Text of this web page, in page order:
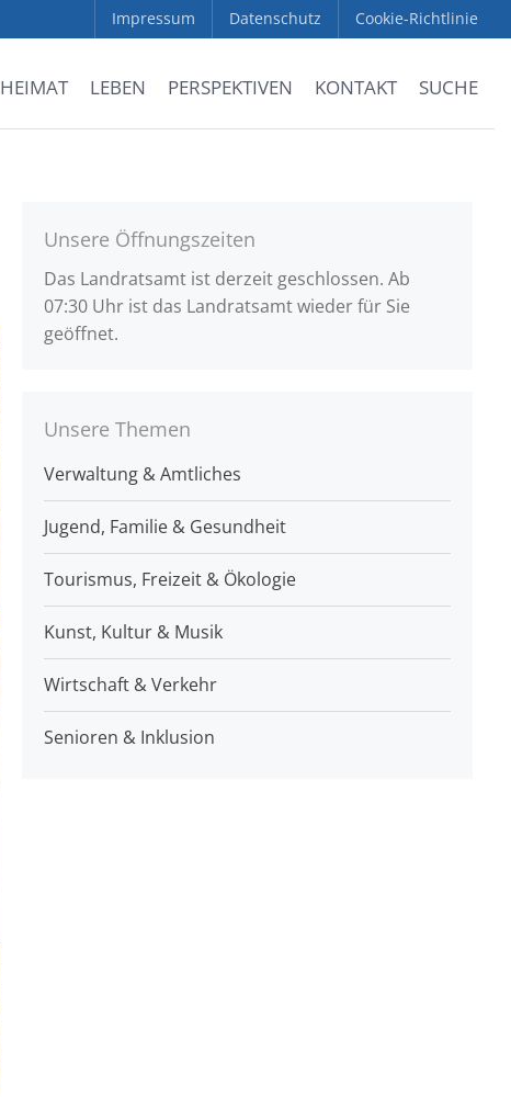
Impressum Datenschutz Cookie-Richtlinie
HEIMAT LEBEN PERSPEKTIVEN KONTAKT SUCHE
Unsere Öffnungszeiten
Das Landratsamt ist derzeit geschlossen. Ab
07:30 Uhr ist das Landratsamt wieder für Sie
geöffnet.
Unsere Themen
Verwaltung & Amtliches
Jugend, Familie & Gesundheit
Tourismus, Freizeit & Ökologie
Kunst, Kultur & Musik
Wirtschaft & Verkehr
Senioren & Inklusion